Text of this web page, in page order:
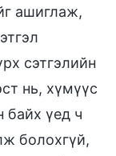
ашиглаж,
сэтгэлийн
нь, хүмүүс
байх үед ч
болохгүй,